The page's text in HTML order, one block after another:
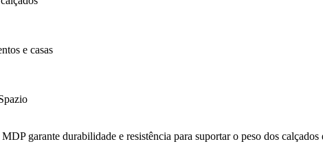
e casas
garante durabilidade e resistência para suportar o peso dos